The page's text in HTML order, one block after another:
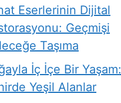
Eserlerinin Dijital
Geçmişi
Taşıma
İç İçe Bir Yaşam:
Yeşil Alanlar